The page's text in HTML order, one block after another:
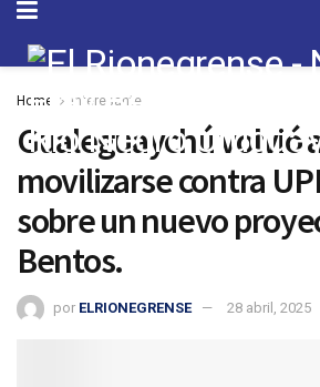
Home Interesante
Gualeguaychú volvió
movilizarse contra
sobre un nuevo
Bentos.
por ELRIONEGRENSE 28 abril, 2025